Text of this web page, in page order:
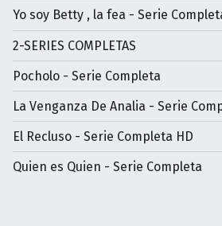
Yo soy Betty , la fea - Serie
2-SERIES COMPLETAS
Pocholo - Serie Completa
La Venganza De Analia - Serie
El Recluso - Serie Completa HD
Quien es Quien - Serie Completa